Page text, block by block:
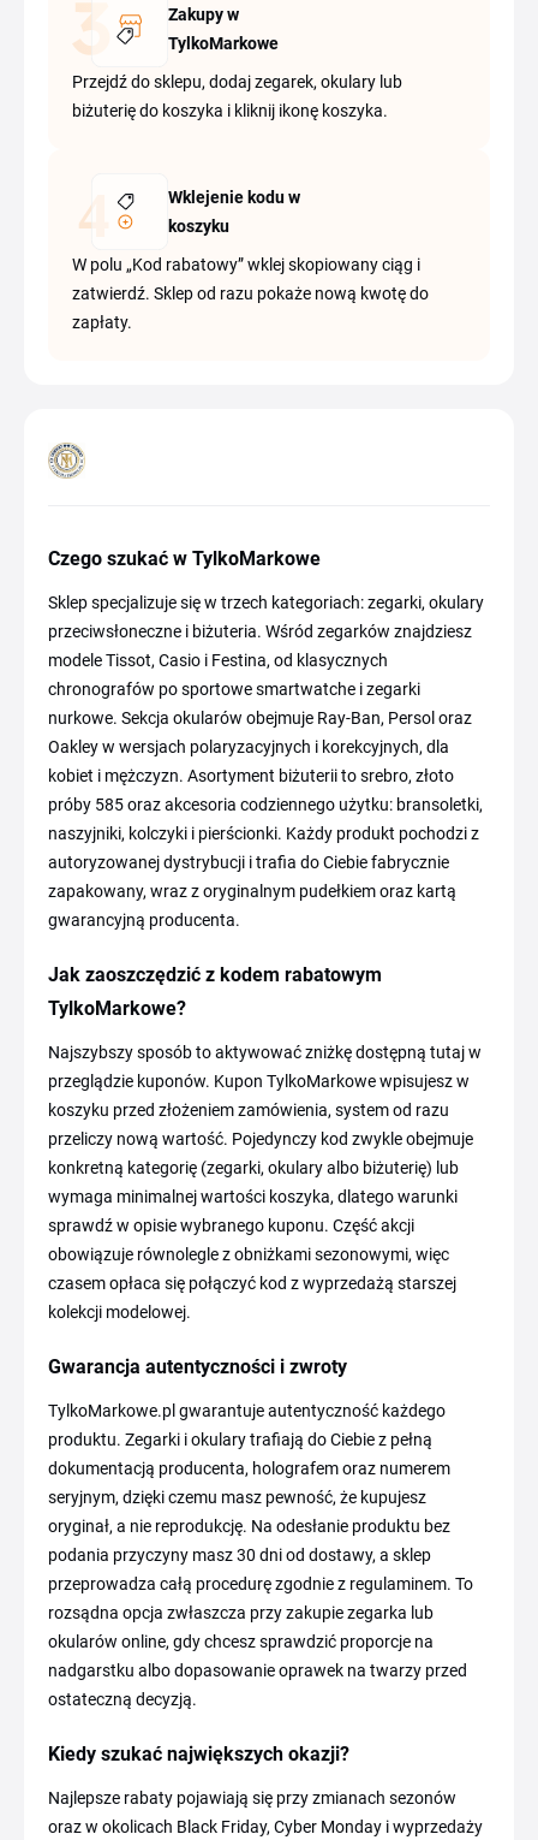
Zakupy w
TylkoMarkowe
Przejdź do sklepu, dodaj zegarek, okulary lub
biżuterię do koszyka i kliknij ikonę koszyka.
Wklejenie kodu w
koszyku
W polu „Kod rabatowy” wklej skopiowany ciąg i
zatwierdź. Sklep od razu pokaże nową kwotę do
zapłaty.
Czego szukać w TylkoMarkowe
Sklep specjalizuje się w trzech kategoriach: zegarki, okulary
przeciwsłoneczne i biżuteria. Wśród zegarków znajdziesz
modele Tissot, Casio i Festina, od klasycznych
chronografów po sportowe smartwatche i zegarki
nurkowe. Sekcja okularów obejmuje Ray-Ban, Persol oraz
Oakley w wersjach polaryzacyjnych i korekcyjnych, dla
kobiet i mężczyzn. Asortyment biżuterii to srebro, złoto
próby 585 oraz akcesoria codziennego użytku: bransoletki,
naszyjniki, kolczyki i pierścionki. Każdy produkt pochodzi z
autoryzowanej dystrybucji i trafia do Ciebie fabrycznie
zapakowany, wraz z oryginalnym pudełkiem oraz kartą
gwarancyjną producenta.
Jak zaoszczędzić z kodem rabatowym
TylkoMarkowe?
Najszybszy sposób to aktywować zniżkę dostępną tutaj w
przeglądzie kuponów. Kupon TylkoMarkowe wpisujesz w
koszyku przed złożeniem zamówienia, system od razu
przeliczy nową wartość. Pojedynczy kod zwykle obejmuje
konkretną kategorię (zegarki, okulary albo biżuterię) lub
wymaga minimalnej wartości koszyka, dlatego warunki
sprawdź w opisie wybranego kuponu. Część akcji
obowiązuje równolegle z obniżkami sezonowymi, więc
czasem opłaca się połączyć kod z wyprzedażą starszej
kolekcji modelowej.
Gwarancja autentyczności i zwroty
TylkoMarkowe.pl gwarantuje autentyczność każdego
produktu. Zegarki i okulary trafiają do Ciebie z pełną
dokumentacją producenta, holografem oraz numerem
seryjnym, dzięki czemu masz pewność, że kupujesz
oryginał, a nie reprodukcję. Na odesłanie produktu bez
podania przyczyny masz 30 dni od dostawy, a sklep
przeprowadza całą procedurę zgodnie z regulaminem. To
rozsądna opcja zwłaszcza przy zakupie zegarka lub
okularów online, gdy chcesz sprawdzić proporcje na
nadgarstku albo dopasowanie oprawek na twarzy przed
ostateczną decyzją.
Kiedy szukać największych okazji?
Najlepsze rabaty pojawiają się przy zmianach sezonów
oraz w okolicach Black Friday, Cyber Monday i wyprzedaży